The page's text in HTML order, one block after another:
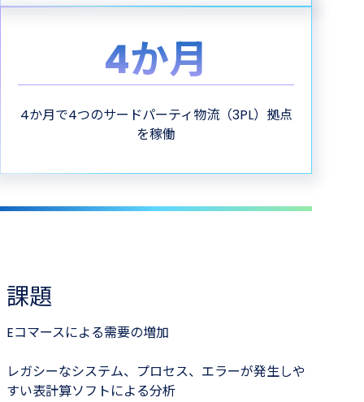
4か​月
4か月で4つのサードパーティ物流（3PL）拠点
を稼働
課題
Eコマースによる需要の増加
レガシーなシステム、プロセス、エラーが発生しや
すい表計算ソフトによる分析